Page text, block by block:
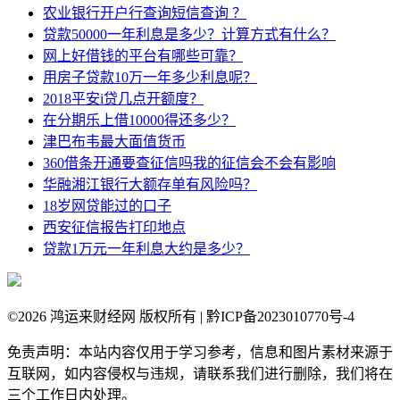
农业银行开户行查询短信查询 ？
贷款50000一年利息是多少？计算方式有什么？
网上好借钱的平台有哪些可靠？
用房子贷款10万一年多少利息呢？
2018平安i贷几点开额度？
在分期乐上借10000得还多少？
津巴布韦最大面值货币
360借条开通要查征信吗我的征信会不会有影响
华融湘江银行大额存单有风险吗？
18岁网贷能过的口子
西安征信报告打印地点
贷款1万元一年利息大约是多少？
©2026 鸿运来财经网 版权所有 | 黔ICP备2023010770号-4
免责声明：本站内容仅用于学习参考，信息和图片素材来源于
互联网，如内容侵权与违规，请联系我们进行删除，我们将在
三个工作日内处理。